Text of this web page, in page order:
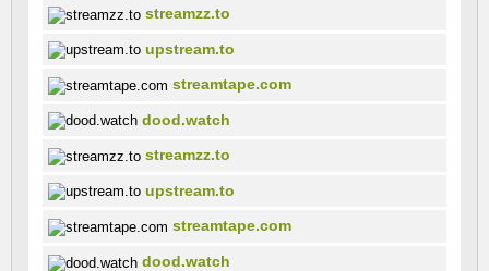
streamzz.to
upstream.to
streamtape.com
dood.watch
streamzz.to
upstream.to
streamtape.com
dood.watch